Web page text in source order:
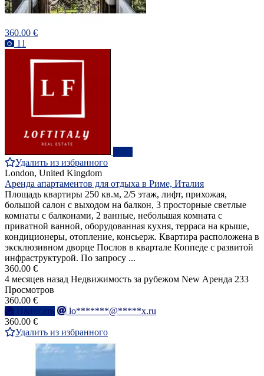
360.00 €
11
Удалить из избранного
London, United Kingdom
Аренда апартаментов для отдыха в Риме, Италия
Площадь квартиры 250 кв.м, 2/5 этаж, лифт, прихожая,
большой салон с выходом на балкон, 3 просторные светлые
комнаты с балконами, 2 ванные, небольшая комната с
приватной ванной, оборудованная кухня, терраса на крыше,
кондиционеры, отопление, консьерж. Квартира расположена в
эксклюзивном дворце Послов в квартале Коппеде с развитой
инфраструктурой. По запросу ...
360.00 €
4 месяцев назад Недвижимость за рубежом New Аренда 233
Просмотров
360.00 €
Написать
lo*******@*****x.ru
360.00 €
Удалить из избранного